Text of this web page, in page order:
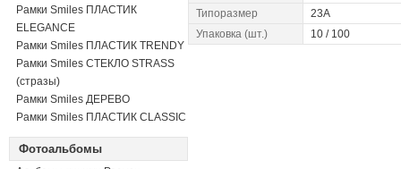
Рамки Smiles ПЛАСТИК
ELEGANCE
Рамки Smiles ПЛАСТИК TRENDY
Рамки Smiles СТЕКЛО STRASS
(стразы)
Рамки Smiles ДЕРЕВО
Рамки Smiles ПЛАСТИК CLASSIC
Фотоальбомы
Типоразмер
23A
Упаковка (шт.)
10 / 100